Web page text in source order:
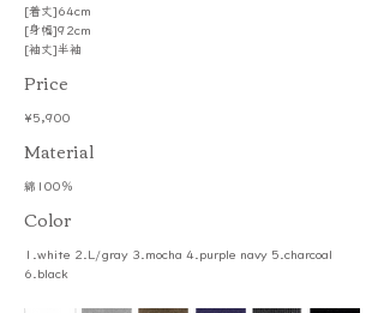
[着丈]64cm
[身幅]92cm
[袖丈]半袖
Price
¥5,900
​Material
綿100％
Color
1.white 2.L/gray 3.mocha 4.purple navy 5.charcoal
6.black